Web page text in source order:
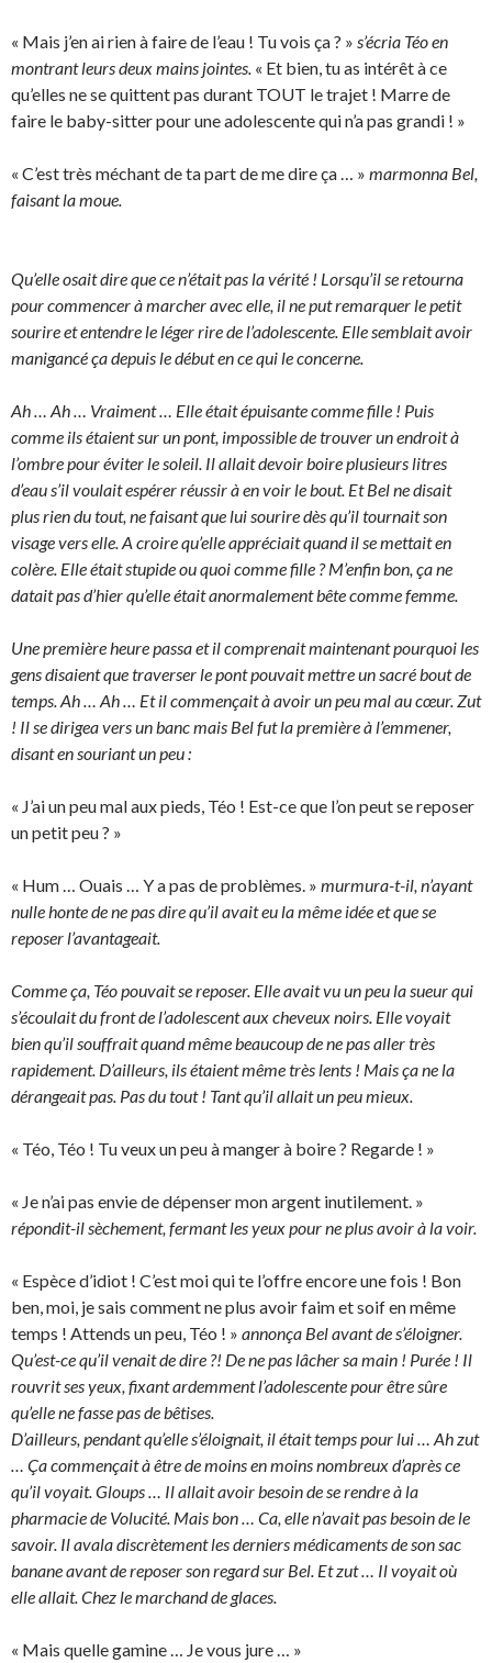
« Mais j’en ai rien à faire de l’eau ! Tu vois ça ? » s’écria Téo en
montrant leurs deux mains jointes. « Et bien, tu as intérêt à ce
qu’elles ne se quittent pas durant TOUT le trajet ! Marre de
faire le baby-sitter pour une adolescente qui n’a pas grandi ! »
« C’est très méchant de ta part de me dire ça … » marmonna Bel,
faisant la moue.
Qu’elle osait dire que ce n’était pas la vérité ! Lorsqu’il se retourna
pour commencer à marcher avec elle, il ne put remarquer le petit
sourire et entendre le léger rire de l’adolescente. Elle semblait avoir
manigancé ça depuis le début en ce qui le concerne.
Ah … Ah … Vraiment … Elle était épuisante comme fille ! Puis
comme ils étaient sur un pont, impossible de trouver un endroit à
l’ombre pour éviter le soleil. Il allait devoir boire plusieurs litres
d’eau s’il voulait espérer réussir à en voir le bout. Et Bel ne disait
plus rien du tout, ne faisant que lui sourire dès qu’il tournait son
visage vers elle. A croire qu’elle appréciait quand il se mettait en
colère. Elle était stupide ou quoi comme fille ? M’enfin bon, ça ne
datait pas d’hier qu’elle était anormalement bête comme femme.
Une première heure passa et il comprenait maintenant pourquoi les
gens disaient que traverser le pont pouvait mettre un sacré bout de
temps. Ah … Ah … Et il commençait à avoir un peu mal au cœur. Zut
! Il se dirigea vers un banc mais Bel fut la première à l’emmener,
disant en souriant un peu :
« J’ai un peu mal aux pieds, Téo ! Est-ce que l’on peut se reposer
un petit peu ? »
« Hum … Ouais … Y a pas de problèmes. » murmura-t-il, n’ayant
nulle honte de ne pas dire qu’il avait eu la même idée et que se
reposer l’avantageait.
Comme ça, Téo pouvait se reposer. Elle avait vu un peu la sueur qui
s’écoulait du front de l’adolescent aux cheveux noirs. Elle voyait
bien qu’il souffrait quand même beaucoup de ne pas aller très
rapidement. D’ailleurs, ils étaient même très lents ! Mais ça ne la
dérangeait pas. Pas du tout ! Tant qu’il allait un peu mieux.
« Téo, Téo ! Tu veux un peu à manger à boire ? Regarde ! »
« Je n’ai pas envie de dépenser mon argent inutilement. »
répondit-il sèchement, fermant les yeux pour ne plus avoir à la voir.
« Espèce d’idiot ! C’est moi qui te l’offre encore une fois ! Bon
ben, moi, je sais comment ne plus avoir faim et soif en même
temps ! Attends un peu, Téo ! » annonça Bel avant de s’éloigner.
Qu’est-ce qu’il venait de dire ?! De ne pas lâcher sa main ! Purée ! Il
rouvrit ses yeux, fixant ardemment l’adolescente pour être sûre
qu’elle ne fasse pas de bêtises.
D’ailleurs, pendant qu’elle s’éloignait, il était temps pour lui … Ah zut
… Ça commençait à être de moins en moins nombreux d’après ce
qu’il voyait. Gloups … Il allait avoir besoin de se rendre à la
pharmacie de Volucité. Mais bon … Ca, elle n’avait pas besoin de le
savoir. Il avala discrètement les derniers médicaments de son sac
banane avant de reposer son regard sur Bel. Et zut … Il voyait où
elle allait. Chez le marchand de glaces.
« Mais quelle gamine … Je vous jure … »